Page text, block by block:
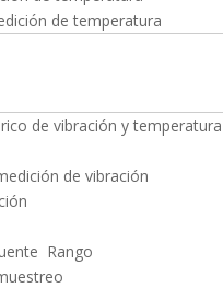
de temperatura
de vibración y
de vibración
Rango